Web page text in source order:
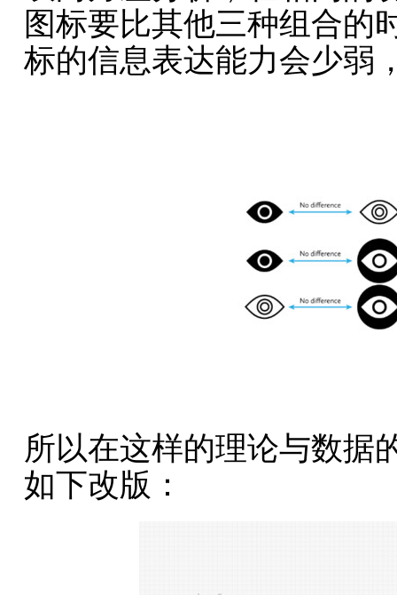
图标要比其他三种组合的
标的信息表达能力会少弱
所以在这样的理论与数据
如下改版：